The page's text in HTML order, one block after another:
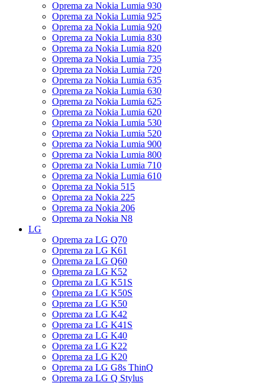
Oprema za Nokia Lumia 930
Oprema za Nokia Lumia 925
Oprema za Nokia Lumia 920
Oprema za Nokia Lumia 830
Oprema za Nokia Lumia 820
Oprema za Nokia Lumia 735
Oprema za Nokia Lumia 720
Oprema za Nokia Lumia 635
Oprema za Nokia Lumia 630
Oprema za Nokia Lumia 625
Oprema za Nokia Lumia 620
Oprema za Nokia Lumia 530
Oprema za Nokia Lumia 520
Oprema za Nokia Lumia 900
Oprema za Nokia Lumia 800
Oprema za Nokia Lumia 710
Oprema za Nokia Lumia 610
Oprema za Nokia 515
Oprema za Nokia 225
Oprema za Nokia 206
Oprema za Nokia N8
LG
Oprema za LG Q70
Oprema za LG K61
Oprema za LG Q60
Oprema za LG K52
Oprema za LG K51S
Oprema za LG K50S
Oprema za LG K50
Oprema za LG K42
Oprema za LG K41S
Oprema za LG K40
Oprema za LG K22
Oprema za LG K20
Oprema za LG G8s ThinQ
Oprema za LG Q Stylus